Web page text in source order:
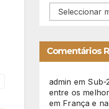
Arquivo
Comentários
admin em Sub-
entre os
em França e